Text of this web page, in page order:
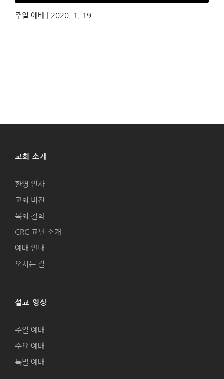
주일 예배 | 2020. 1. 19
교회 소개
환영 인사
교회 비전
목회 철학
CRC 교단 소개
예배 안내
오시는 길
설교 영상
주일 예배
수요 예배
특별 예배